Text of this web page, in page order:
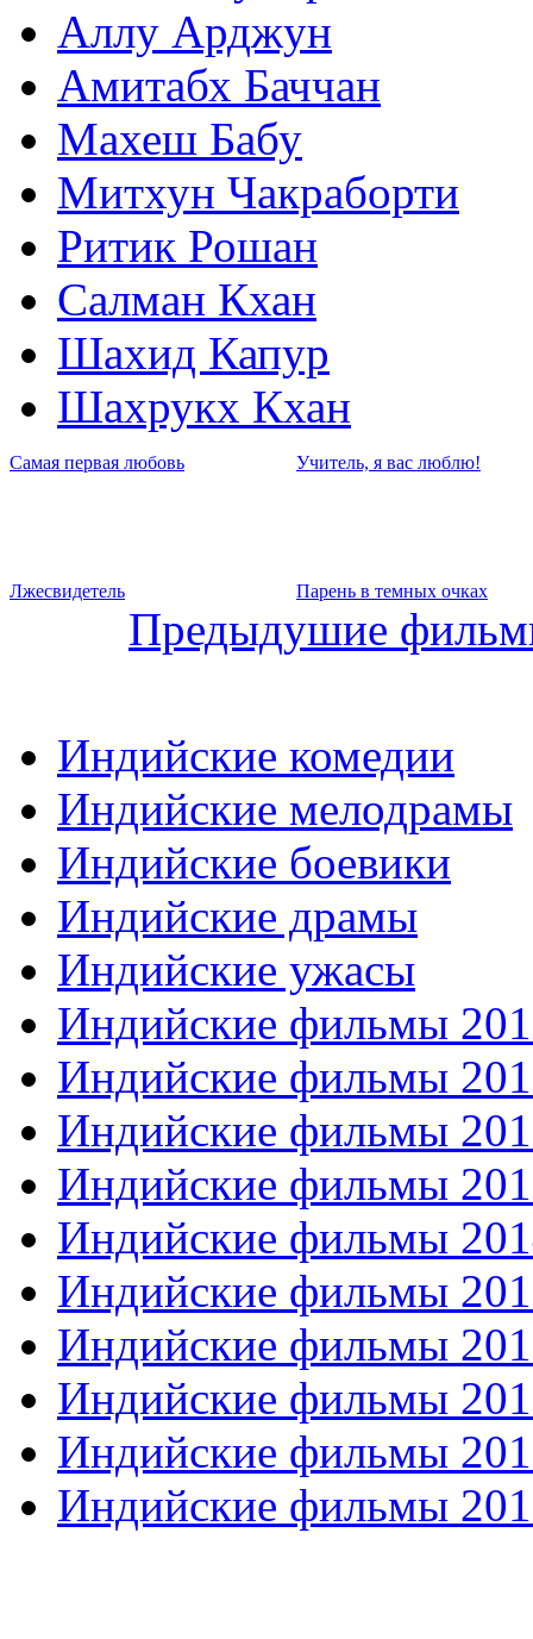
Аллу Арджун
Амитабх Баччан
Махеш Бабу
Митхун Чакраборти
Ритик Рошан
Салман Кхан
Шахид Капур
Шахрукх Кхан
Самая первая любовь Учитель, я вас люблю!
Лжесвидетель Парень в темных очках
Предыдушие
Индийские комедии
Индийские мелодрамы
Индийские боевики
Индийские драмы
Индийские ужасы
Индийские фильмы
Индийские фильмы
Индийские фильмы
Индийские фильмы
Индийские фильмы
Индийские фильмы
Индийские фильмы
Индийские фильмы
Индийские фильмы
Индийские фильмы